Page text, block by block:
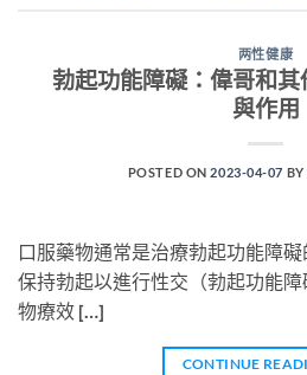
两性健康
勃起功能障礙：偉哥和其
與作用
POSTED ON2023-04-07 BY
口服藥物通常是治療勃起功能障
保持勃起以進行性交（勃起功能
物療效 […]
CONTINUE